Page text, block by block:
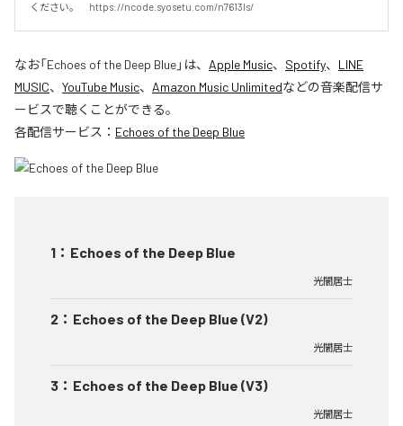
ください。　https://ncode.syosetu.com/n7613ls/
なお「Echoes of the Deep Blue」は、 Apple Music、 Spotify、 LINE
MUSIC、 YouTube Music、 Amazon Music Unlimitedなどの音楽配信サ
ービスで聴くことができる。
各配信サービス： Echoes of the Deep Blue
1 ： Echoes of the Deep Blue
光闇居士
2 ： Echoes of the Deep Blue (V2)
光闇居士
3 ： Echoes of the Deep Blue (V3)
光闇居士